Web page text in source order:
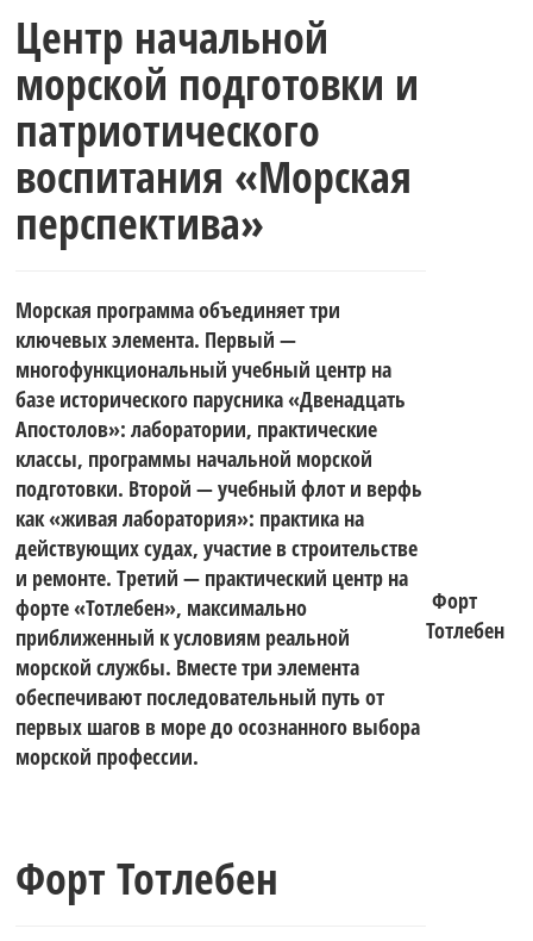
Центр начальной
морской подготовки и
патриотического
воспитания «Морская
перспектива»
Морская программа объединяет три
ключевых элемента. Первый —
многофункциональный учебный центр на
базе исторического парусника «Двенадцать
Апостолов»: лаборатории, практические
классы, программы начальной морской
подготовки. Второй — учебный флот и верфь
как «живая лаборатория»: практика на
действующих судах, участие в строительстве
и ремонте. Третий — практический центр на
форте «Тотлебен», максимально
приближенный к условиям реальной
морской службы. Вместе три элемента
обеспечивают последовательный путь от
первых шагов в море до осознанного выбора
морской профессии.
Форт
Тотлебен
Форт Тотлебен